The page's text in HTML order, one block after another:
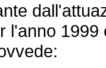
l'anno